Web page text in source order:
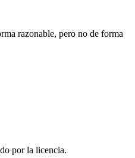
razonable, pero no de forma
por la licencia.